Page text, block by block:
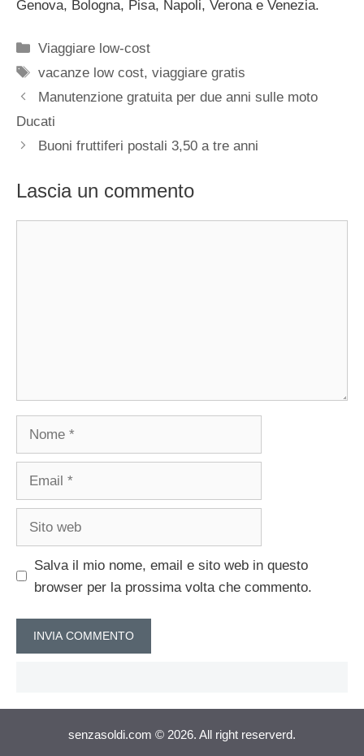
Genova, Bologna, Pisa, Napoli, Verona e Venezia.
Categorie
Viaggiare low-cost
Tag
vacanze low cost,viaggiare gratis
Manutenzione gratuita per due anni sulle moto
Ducati
Buoni fruttiferi postali 3,50 a tre anni
Lascia un commento
Salva il mio nome, email e sito web in questo
browser per la prossima volta che commento.
senzasoldi.com © 2026. All right reserverd.